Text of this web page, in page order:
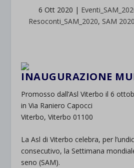
6 Ott 2020 |
Resoconti_SAM_2020, SAM 2020
INAUGURAZIONE
Promosso dall’Asl Viterbo il 6
in Via Raniero Capocci
Viterbo, Viterbo 01100
La Asl di Viterbo celebra, per
consecutivo, la Settimana
seno (SAM).